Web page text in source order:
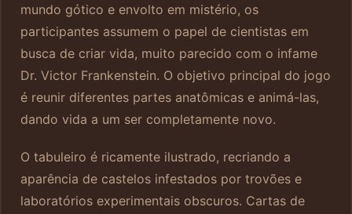
mundo gótico e envolto em mistério, os
participantes assumem o papel de cientistas em
busca de criar vida, muito parecido com o infame
Dr. Victor Frankenstein. O objetivo principal do jogo
é reunir diferentes partes anatômicas e animá-las,
dando vida a um ser completamente novo.
O tabuleiro é ricamente ilustrado, recriando a
aparência de castelos infestados por trovões e
laboratórios experimentais obscuros. Cartas de